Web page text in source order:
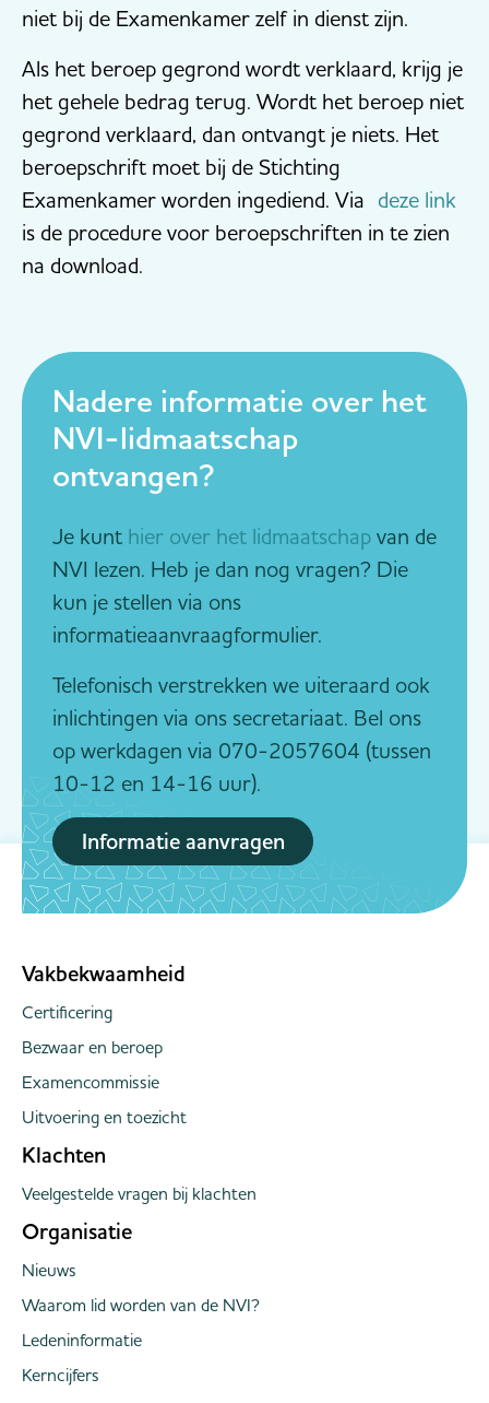
niet bij de Examenkamer zelf in dienst zijn.
Als het beroep gegrond wordt verklaard, krijg je
het gehele bedrag terug. Wordt het beroep niet
gegrond verklaard, dan ontvangt je niets. Het
beroepschrift moet bij de Stichting
Examenkamer worden ingediend. Via deze link
is de procedure voor beroepschriften in te zien
na download.
Nadere informatie over het
NVI-lidmaatschap
ontvangen?
Je kunt hier over het lidmaatschap van de
NVI lezen. Heb je dan nog vragen? Die
kun je stellen via ons
informatieaanvraagformulier.
Telefonisch verstrekken we uiteraard ook
inlichtingen via ons secretariaat. Bel ons
op werkdagen via 070-2057604 (tussen
10-12 en 14-16 uur).
Informatie aanvragen
Vakbekwaamheid
Certificering
Bezwaar en beroep
Examencommissie
Uitvoering en toezicht
Klachten
Veelgestelde vragen bij klachten
Organisatie
Nieuws
Waarom lid worden van de NVI?
Ledeninformatie
Kerncijfers